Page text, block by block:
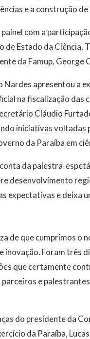
e a construção
com a
Estado da Ciência,
da Famup, George
apresentou a
na fiscalização das
Cláudio
iniciativas voltadas
da Paraíba em
da palestra-
desenvolvimento
expectativas e deixa
de que cumprimos
inovação. Foram três
que certamente
e
do presidente da
da Paraíba,